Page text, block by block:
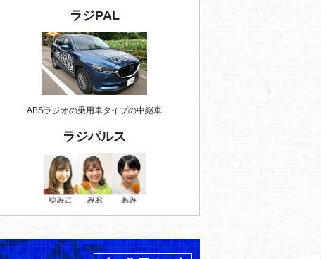
ラジPAL
ABSラジオの乗用車タイプの中継車
ラジパルス